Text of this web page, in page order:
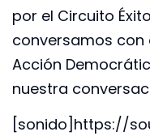
por el Circuito
conversamos con
Acción
nuestra
[sonido]https://